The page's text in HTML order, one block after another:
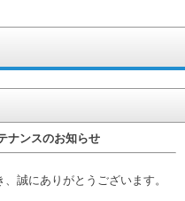
ナンスのお知らせ
誠にありがとうございます。